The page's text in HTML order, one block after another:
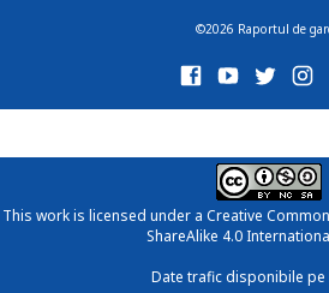
©2026 Raportul de
This work is licensed under a Creative
ShareAlike 4.0
Date trafic disponibile pe